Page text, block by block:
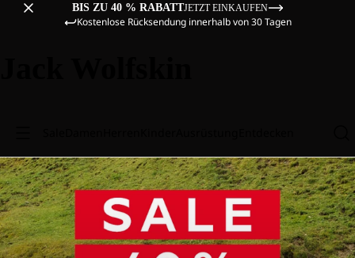
BIS ZU 40 % RABATTJETZT EINKAUFEN
Kostenlose Rücksendung innerhalb von 30 Tagen